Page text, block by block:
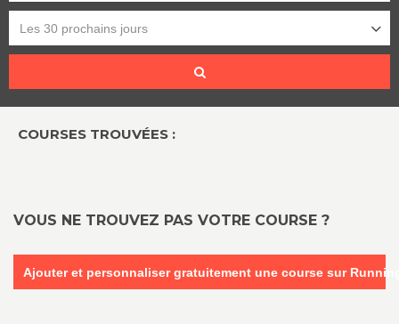
Les 30 prochains jours
COURSES TROUVÉES :
VOUS NE TROUVEZ PAS VOTRE COURSE ?
Ajouter et personnaliser gratuitement une course sur